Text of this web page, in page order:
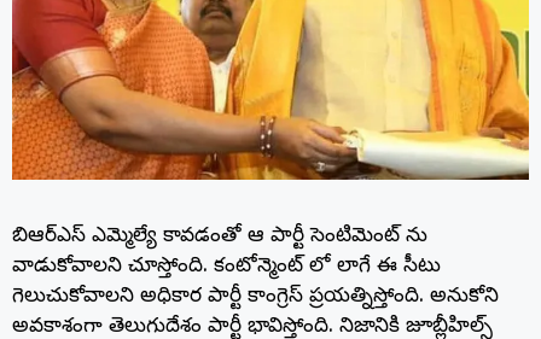
బిఆర్ఎస్ ఎమ్మెల్యే కావడంతో ఆ పార్టీ సెంటిమెంట్ ను
వాడుకోవాలని చూస్తోంది. కంటోన్మెంట్ లో లాగే ఈ సీటు
గెలుచుకోవాలని అధికార పార్టీ కాంగ్రెస్ ప్రయత్నిస్తోంది. అనుకోని
అవకాశంగా తెలుగుదేశం పార్టీ భావిస్తోంది. నిజానికి జూబ్లీహిల్స్